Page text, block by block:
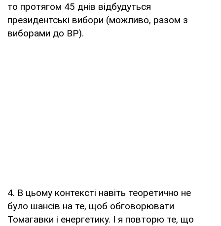
то протягом 45 днів відбудуться
президентські вибори (можливо, разом з
виборами до ВР).
4. В цьому контексті навіть теоретично не
було шансів на те, щоб обговорювати
Томагавки і енергетику. І я повторю те, що